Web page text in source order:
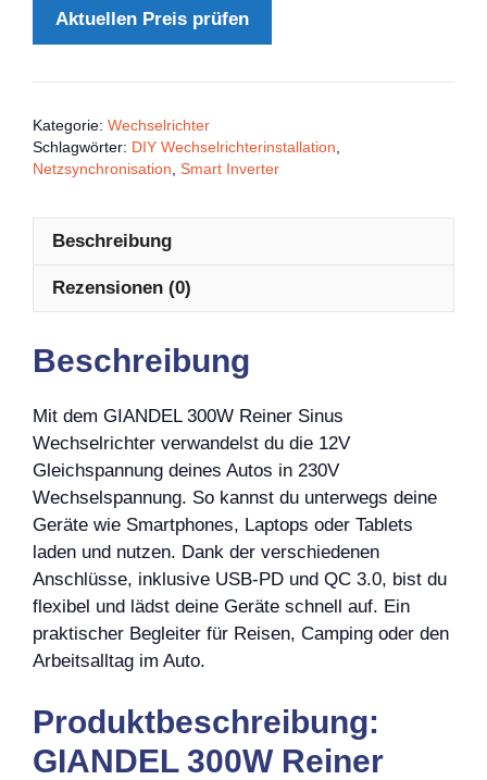
Aktuellen Preis prüfen
Kategorie: Wechselrichter
Schlagwörter: DIY Wechselrichterinstallation
Netzsynchronisation Smart Inverter
Beschreibung
Rezensionen (0)
Beschreibung
Mit dem GIANDEL 300W Reiner Sinus
Wechselrichter verwandelst du die 12V
Gleichspannung deines Autos in 230V
Wechselspannung. So kannst du unterwegs deine
Geräte wie Smartphones, Laptops oder Tablets
laden und nutzen. Dank der verschiedenen
Anschlüsse, inklusive USB-PD und QC 3.0, bist du
flexibel und lädst deine Geräte schnell auf. Ein
praktischer Begleiter für Reisen, Camping oder den
Arbeitsalltag im Auto.
Produktbeschreibung:
GIANDEL 300W Reiner